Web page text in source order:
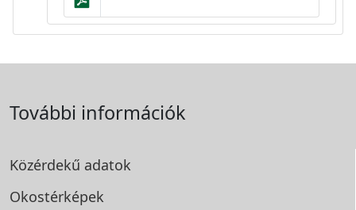
További információk
Közérdekű adatok
Okostérképek